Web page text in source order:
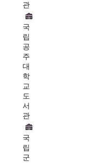
관
국
립
공
주
대
학
교
도
서
관
국
립
군